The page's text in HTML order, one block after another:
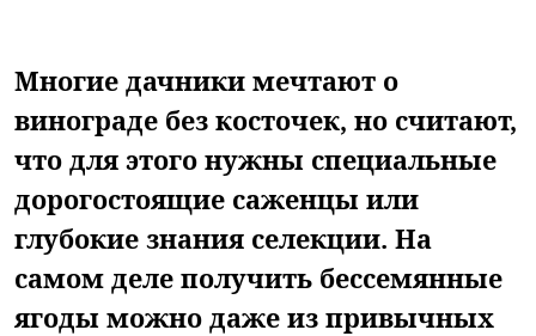
Многие дачники мечтают о
винограде без косточек, но считают,
что для этого нужны специальные
дорогостоящие саженцы или
глубокие знания селекции. На
самом деле получить бессемянные
ягоды можно даже из привычных